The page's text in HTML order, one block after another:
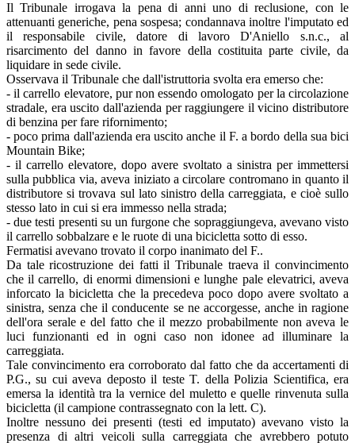
Il Tribunale irrogava la pena di anni uno di reclusione, con le
attenuanti generiche, pena sospesa; condannava inoltre l'imputato ed
il responsabile civile, datore di lavoro D'Aniello s.n.c., al
risarcimento del danno in favore della costituita parte civile, da
liquidare in sede civile.
Osservava il Tribunale che dall'istruttoria svolta era emerso che:
- il carrello elevatore, pur non essendo omologato per la circolazione
stradale, era uscito dall'azienda per raggiungere il vicino distributore
di benzina per fare rifornimento;
- poco prima dall'azienda era uscito anche il F. a bordo della sua bici
Mountain Bike;
- il carrello elevatore, dopo avere svoltato a sinistra per immettersi
sulla pubblica via, aveva iniziato a circolare contromano in quanto il
distributore si trovava sul lato sinistro della carreggiata, e cioè sullo
stesso lato in cui si era immesso nella strada;
- due testi presenti su un furgone che sopraggiungeva, avevano visto
il carrello sobbalzare e le ruote di una bicicletta sotto di esso.
Fermatisi avevano trovato il corpo inanimato del F..
Da tale ricostruzione dei fatti il Tribunale traeva il convincimento
che il carrello, di enormi dimensioni e lunghe pale elevatrici, aveva
inforcato la bicicletta che la precedeva poco dopo avere svoltato a
sinistra, senza che il conducente se ne accorgesse, anche in ragione
dell'ora serale e del fatto che il mezzo probabilmente non aveva le
luci funzionanti ed in ogni caso non idonee ad illuminare la
carreggiata.
Tale convincimento era corroborato dal fatto che da accertamenti di
P.G., su cui aveva deposto il teste T. della Polizia Scientifica, era
emersa la identità tra la vernice del muletto e quelle rinvenuta sulla
bicicletta (il campione contrassegnato con la lett. C).
Inoltre nessuno dei presenti (testi ed imputato) avevano visto la
presenza di altri veicoli sulla carreggiata che avrebbero potuto